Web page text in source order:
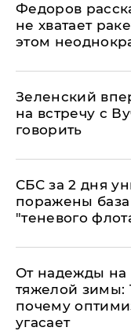
Федоров
не хватает
этом
Зеленский
на встречу с
говорить
СБС за 2 дня
поражены
"теневого
От надежды на
тяжелой зимы:
почему
угасает